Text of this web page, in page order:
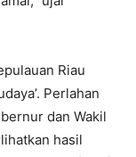
Riau
Perlahan
dan Wakil
hasil